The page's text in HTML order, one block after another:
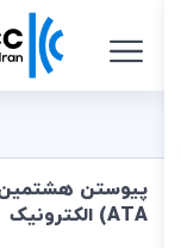
ATA) الکترونیک